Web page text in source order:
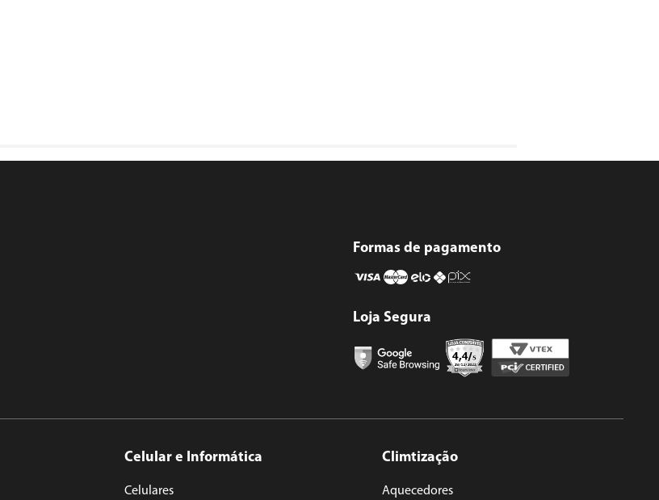
Formas de pagamento
Loja Segura
Celular e Informática
Celulares
Climtização
Aquecedores